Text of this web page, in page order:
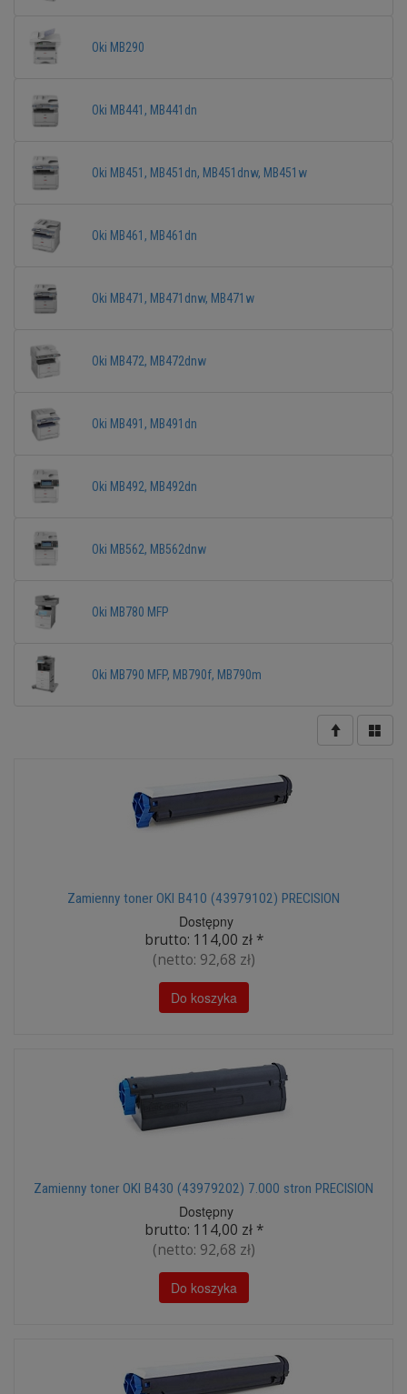
Oki MB290
Oki MB441, MB441dn
Oki MB451, MB451dn, MB451dnw, MB451w
Oki MB461, MB461dn
Oki MB471, MB471dnw, MB471w
Oki MB472, MB472dnw
Oki MB491, MB491dn
Oki MB492, MB492dn
Oki MB562, MB562dnw
Oki MB780 MFP
Oki MB790 MFP, MB790f, MB790m
Zamienny toner OKI B410 (43979102) PRECISION
Dostępny
brutto: 114,00 zł*
(netto: 92,68 zł)
Do koszyka
Zamienny toner OKI B430 (43979202) 7.000 stron PRECISION
Dostępny
brutto: 114,00 zł*
(netto: 92,68 zł)
Do koszyka